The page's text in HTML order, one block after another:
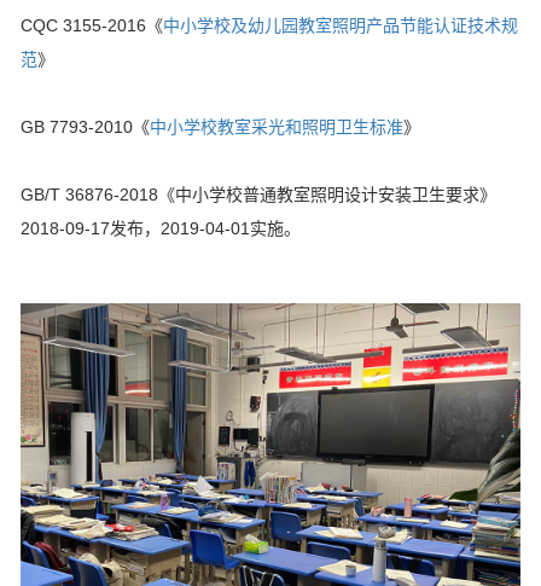
CQC 3155-2016《中小学校及幼儿园教室照明产品节能认证技术规
范》
GB 7793-2010《中小学校教室采光和照明卫生标准》
GB/T 36876-2018《中小学校普通教室照明设计安装卫生要求》
2018-09-17发布，2019-04-01实施。